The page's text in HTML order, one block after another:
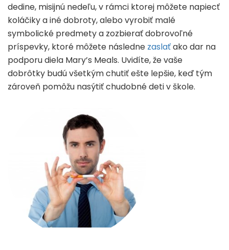
dedine, misijnú nedeľu, v rámci ktorej môžete napiecť
koláčiky a iné dobroty, alebo vyrobiť malé
symbolické predmety a zozbierať dobrovoľné
príspevky, ktoré môžete následne zaslaťako dar na
podporu diela Mary’s Meals. Uvidíte, že vaše
dobrôtky budú všetkým chutiť ešte lepšie, keď tým
zároveň pomôžu nasýtiť chudobné deti v škole.